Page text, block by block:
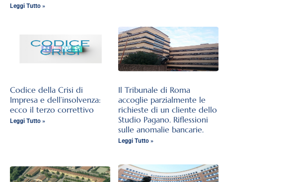
Leggi Tutto »
Codice della Crisi di
Impresa e dell’insolvenza:
ecco il terzo correttivo
Leggi Tutto »
Il Tribunale di Roma
accoglie parzialmente le
richieste di un cliente dello
Studio Pagano. Riflessioni
sulle anomalie bancarie.
Leggi Tutto »